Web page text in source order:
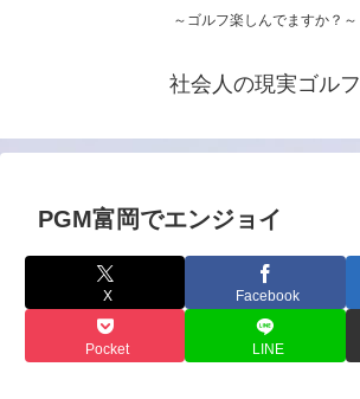
～ゴルフ楽しんでますか？～
社会人の現実ゴルフ
PGM富岡でエンジョイ
X Facebook
Pocket LINE